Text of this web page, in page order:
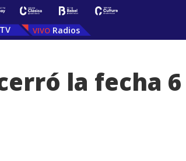
TV Radios
la fecha